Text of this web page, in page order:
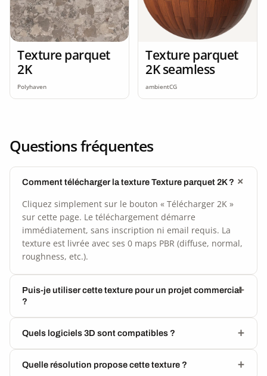
Texture parquet
2K
Polyhaven
Texture parquet
2K seamless
ambientCG
Questions fréquentes
Comment télécharger la texture Texture parquet 2K ?
Cliquez simplement sur le bouton « Télécharger 2K »
sur cette page. Le téléchargement démarre
immédiatement, sans inscription ni email requis. La
texture est livrée avec ses 0 maps PBR (diffuse, normal,
roughness, etc.).
Puis-je utiliser cette texture pour un projet commercial
?
Quels logiciels 3D sont compatibles ?
Quelle résolution propose cette texture ?